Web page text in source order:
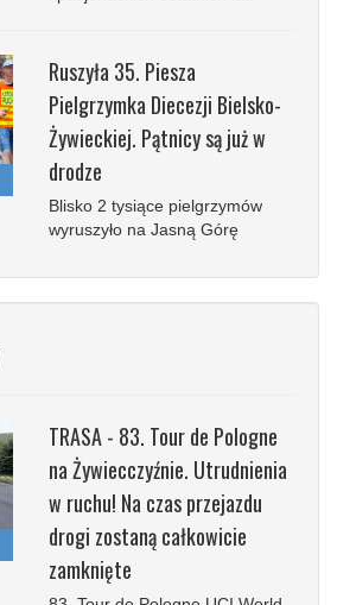
Ruszyła 35. Piesza
Pielgrzymka Diecezji Bielsko-
Żywieckiej. Pątnicy są już w
drodze
Blisko 2 tysiące pielgrzymów
wyruszyło na Jasną Górę
TRASA - 83. Tour de Pologne
na Żywiecczyźnie. Utrudnienia
w ruchu! Na czas przejazdu
drogi zostaną całkowicie
zamknięte